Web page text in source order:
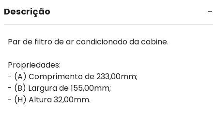
Descrição
Par de filtro de ar condicionado da cabine.
Propriedades:
- (A) Comprimento de 233,00mm;
- (B) Largura de 155,00mm;
- (H) Altura 32,00mm.